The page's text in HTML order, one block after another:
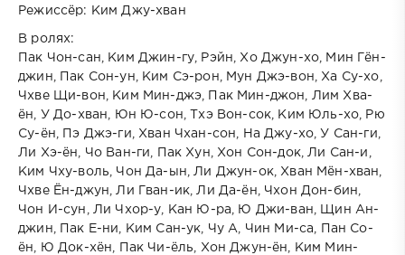
Режиссёр: Ким Джу-хван
В ролях:
Пак Чон-сан, Ким Джин-гу, Рэйн, Хо Джун-хо, Мин Гён-
джин, Пак Сон-ун, Ким Сэ-рон, Мун Джэ-вон, Ха Су-хо,
Чхве Щи-вон, Ким Мин-джэ, Пак Мин-джон, Лим Хва-
ён, У До-хван, Юн Ю-сон, Тхэ Вон-сок, Ким Юль-хо, Рю
Су-ён, Пэ Джэ-ги, Хван Чхан-сон, На Джу-хо, У Сан-ги,
Ли Хэ-ён, Чо Ван-ги, Пак Хун, Хон Сон-док, Ли Сан-и,
Ким Чху-воль, Чон Да-ын, Ли Джун-ок, Хван Мён-хван,
Чхве Ён-джун, Ли Гван-ик, Ли Да-ён, Чхон Дон-бин,
Чон И-сун, Ли Чхор-у, Кан Ю-ра, Ю Джи-ван, Щин Ан-
джин, Пак Е-ни, Ким Сан-ук, Чу А, Чин Ми-са, Пан Со-
ён, Ю Док-хён, Пак Чи-ёль, Хон Джун-ён, Ким Мин-